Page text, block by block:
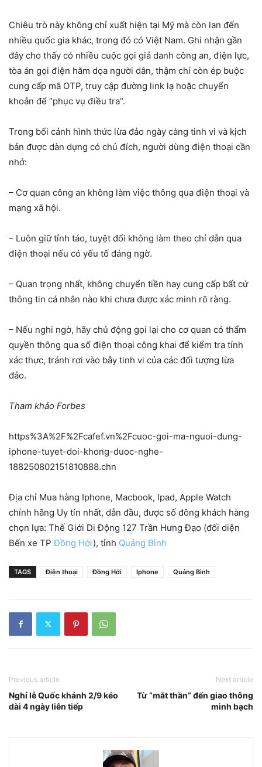
Chiêu trò này không chỉ xuất hiện tại Mỹ mà còn lan đến
nhiều quốc gia khác, trong đó có Việt Nam. Ghi nhận gần
đây cho thấy có nhiều cuộc gọi giả danh công an, điện lực,
tòa án gọi điện hăm dọa người dân, thậm chí còn ép buộc
cung cấp mã OTP, truy cập đường link lạ hoặc chuyển
khoản để “phục vụ điều tra”.
Trong bối cảnh hình thức lừa đảo ngày càng tinh vi và kịch
bản được dàn dựng có chủ đích, người dùng điện thoại cần
nhớ:
– Cơ quan công an không làm việc thông qua điện thoại và
mạng xã hội.
– Luôn giữ tỉnh táo, tuyệt đối không làm theo chỉ dẫn qua
điện thoại nếu có yếu tố đáng ngờ.
– Quan trọng nhất, không chuyển tiền hay cung cấp bất cứ
thông tin cá nhân nào khi chưa được xác minh rõ ràng.
– Nếu nghi ngờ, hãy chủ động gọi lại cho cơ quan có thẩm
quyền thông qua số điện thoại công khai để kiểm tra tính
xác thực, tránh rơi vào bẫy tinh vi của các đối tượng lừa
đảo.
Tham khảo Forbes
https%3A%2F%2Fcafef.vn%2Fcuoc-goi-ma-nguoi-dung-
iphone-tuyet-doi-khong-duoc-nghe-
188250802151810888.chn
Địa chỉ Mua hàng Iphone, Macbook, Ipad, Apple Watch
chính hãng Uy tín nhất, dẫn đầu, được số đông khách hàng
chọn lựa: Thế Giới Di Động 127 Trần Hưng Đạo (đối diện
Bến xe TPĐồng Hới), tỉnh Quảng Bình
TAGS Điện thoại Đồng Hới Iphone Quảng Bình
Previous article
Nghỉ lễ Quốc khánh 2/9 kéo
dài 4 ngày liên tiếp
Next article
Từ “mắt thần” đến giao thông
minh bạch